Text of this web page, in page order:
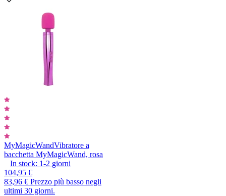
MyMagicWandVibratore a
bacchetta MyMagicWand, rosa
In stock: 1-2 giorni
104,95 €
83,96 € Prezzo più basso negli
ultimi 30 giorni.